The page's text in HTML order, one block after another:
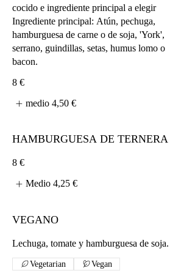
cocido e ingrediente principal a elegir
Ingrediente principal: Atún, pechuga,
hamburguesa de carne o de soja, 'York',
serrano, guindillas, setas, humus lomo o
bacon.
8 €
medio 4,50 €
HAMBURGUESA DE TERNERA
8 €
Medio 4,25 €
VEGANO
Lechuga, tomate y hamburguesa de soja.
Vegetarian Vegan